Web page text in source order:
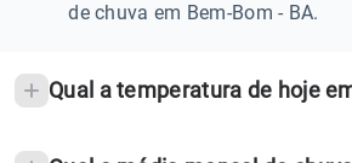
temperatura
de chuva em Bem-Bom - BA.
Qual a temperatura de hoje